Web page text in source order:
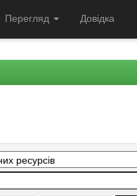
Перегляд Довідка